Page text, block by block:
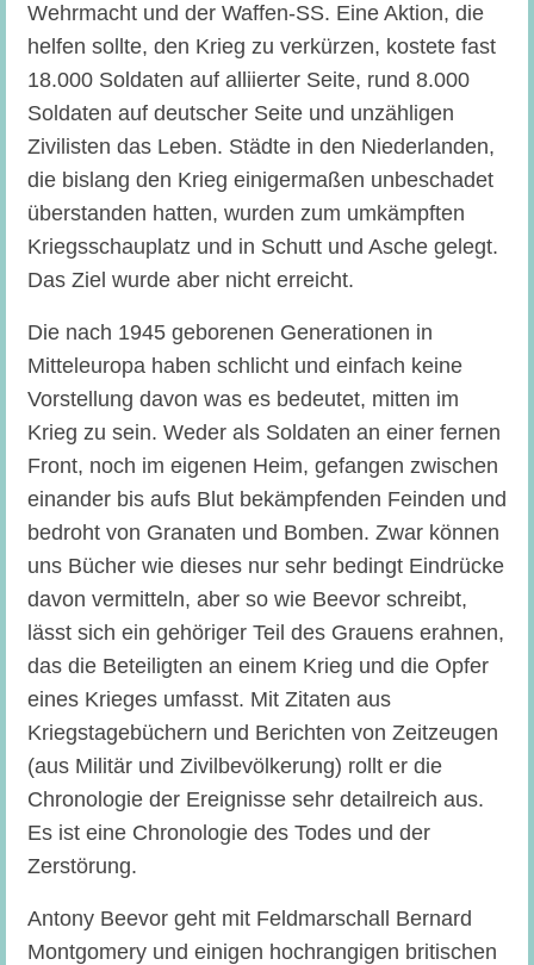
Wehrmacht und der Waffen-SS. Eine Aktion, die
helfen sollte, den Krieg zu verkürzen, kostete fast
18.000 Soldaten auf alliierter Seite, rund 8.000
Soldaten auf deutscher Seite und unzähligen
Zivilisten das Leben. Städte in den Niederlanden,
die bislang den Krieg einigermaßen unbeschadet
überstanden hatten, wurden zum umkämpften
Kriegsschauplatz und in Schutt und Asche gelegt.
Das Ziel wurde aber nicht erreicht.
Die nach 1945 geborenen Generationen in
Mitteleuropa haben schlicht und einfach keine
Vorstellung davon was es bedeutet, mitten im
Krieg zu sein. Weder als Soldaten an einer fernen
Front, noch im eigenen Heim, gefangen zwischen
einander bis aufs Blut bekämpfenden Feinden und
bedroht von Granaten und Bomben. Zwar können
uns Bücher wie dieses nur sehr bedingt Eindrücke
davon vermitteln, aber so wie Beevor schreibt,
lässt sich ein gehöriger Teil des Grauens erahnen,
das die Beteiligten an einem Krieg und die Opfer
eines Krieges umfasst. Mit Zitaten aus
Kriegstagebüchern und Berichten von Zeitzeugen
(aus Militär und Zivilbevölkerung) rollt er die
Chronologie der Ereignisse sehr detailreich aus.
Es ist eine Chronologie des Todes und der
Zerstörung.
Antony Beevor geht mit Feldmarschall Bernard
Montgomery und einigen hochrangigen britischen